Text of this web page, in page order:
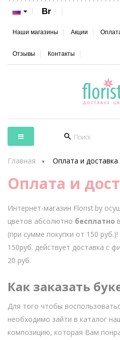
Br
Наши магазины Акции
Отзывы Контакты
Главная Оплата и доставка
Оплата и
Интернет-магазин Florist.by
цветов абсолютно бесплатно
(при сумме покупки от 150
150руб. действует доставка с
20 руб.
Как заказать
Для того чтобы
необходимо зайти в каталог
композицию, которая Вам